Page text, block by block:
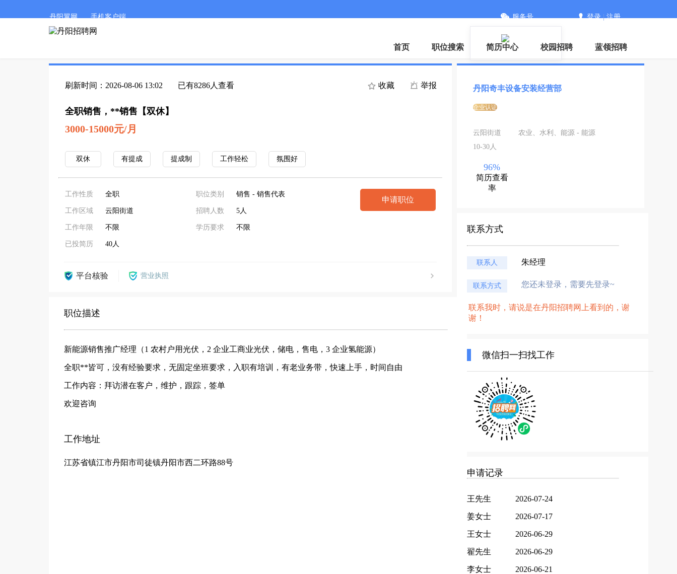
丹阳翼网 手机客户端 服务号 登录|注册
首页 职位搜索 简历中心 校园招聘 蓝领招聘
刷新时间：2026-08-06 13:02 已有8286人查看 收藏 举报
全职销售，**销售【双休】
3000-15000元/月
双休 有提成 提成制 工作轻松 氛围好
工作性质 全职
工作区域 云阳街道
工作年限 不限
已投简历 40人
职位类别 销售 - 销售代表
招聘人数 5人
学历要求 不限
申请职位
平台核验 营业执照
职位描述
新能源销售推广经理（1 农村户用光伏，2 企业工商业光伏，储电，售电，3 企业氢能源）
全职**皆可，没有经验要求，无固定坐班要求，入职有培训，有老业务带，快速上手，时间自由
工作内容：拜访潜在客户，维护，跟踪，签单
欢迎咨询
工作地址
江苏省镇江市丹阳市司徒镇丹阳市西二环路88号
丹阳奇丰设备安装经营部
企业认证
云阳街道
农业、水利、能源 - 能源
10-30人
96%
简历查看
率
联系方式
联系人 朱经理
联系方式 您还未登录，需要先登录~
联系我时，请说是在丹阳招聘网上看到的，谢
谢！
微信扫一扫找工作
申请记录
王先生 2026-07-24
姜女士 2026-07-17
王女士 2026-06-29
翟先生 2026-06-29
李女士 2026-06-21